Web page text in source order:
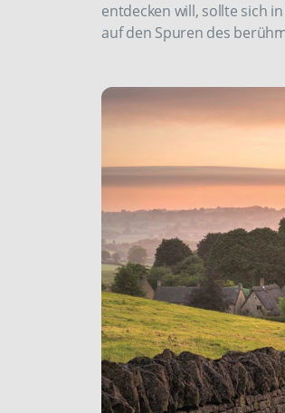
entdecken will, sollte sich
auf den Spuren des